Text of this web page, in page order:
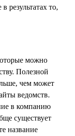
результатах то,
можно
Полезной
чем может
ведомств.
в компанию
существует
название